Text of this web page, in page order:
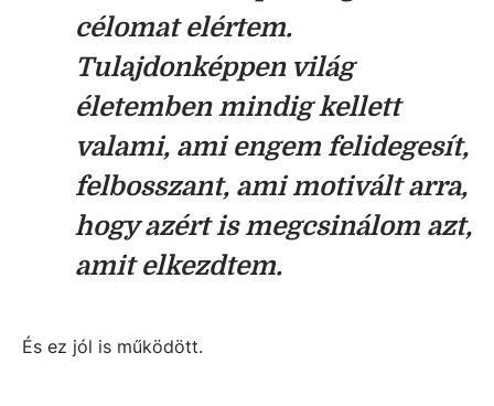
célomat elértem.
Tulajdonképpen világ
életemben mindig kellett
valami, ami engem felidegesít,
felbosszant, ami motivált arra,
hogy azért is megcsinálom azt,
amit elkezdtem.
És ez jól is működött.